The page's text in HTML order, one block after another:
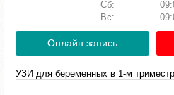
Сб:
Вс:
Онлайн запись
УЗИ для беременных в 1-м